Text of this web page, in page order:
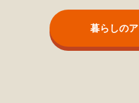
暮らしの